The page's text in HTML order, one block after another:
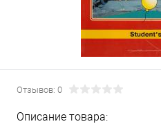
Отзывов: 0
Описание товара: